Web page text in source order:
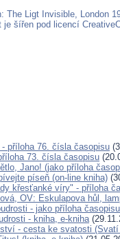
The Ligt Invisible, London
šířen pod licencí
příloha 76. čísla časopisu
73. čísla časopisu
Jano! (jako příloha
píseň (on-line kniha)
křesťanké víry" - příloha
OV: Eskulapova hůl,
- jako příloha
- kniha, e-kniha
- cesta ke svatosti